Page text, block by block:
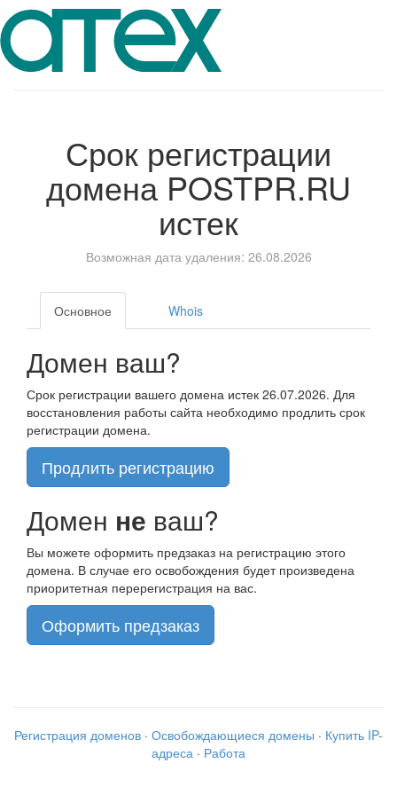
Срок регистрации
домена POSTPR.RU
истек
Возможная дата удаления: 26.08.2026
Основное Whois
Домен ваш?
Срок регистрации вашего домена истек 26.07.2026. Для
восстановления работы сайта необходимо продлить срок
регистрации домена.
Продлить регистрацию
Домен не ваш?
Вы можете оформить предзаказ на регистрацию этого
домена. В случае его освобождения будет произведена
приоритетная перерегистрация на вас.
Оформить предзаказ
Регистрация доменов · Освобождающиеся домены · Купить IP-
адреса · Работа